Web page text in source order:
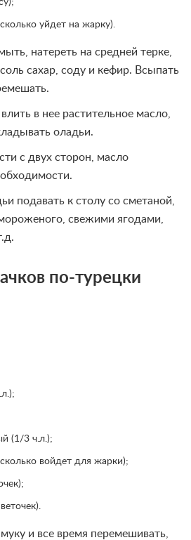
уйдет на жарку).
натереть на средней терке,
сахар, соду и кефир. Всыпать
в нее растительное масло,
оладьи.
с двух сторон, масло
подавать к столу со сметаной,
свежими ягодами,
по-турецки
(1/3 ч.л.);
войдет для жарки);
и все время перемешивать,